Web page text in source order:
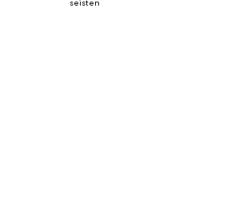
seisten